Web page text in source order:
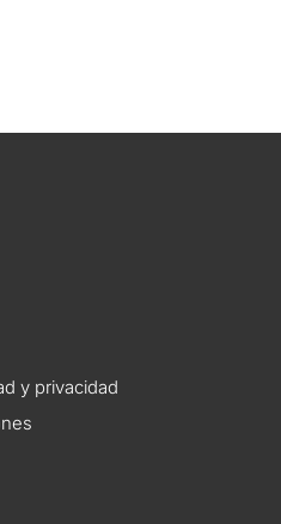
y privacidad